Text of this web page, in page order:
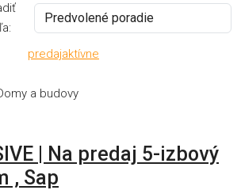
predajaktívne
a budovy
| Na predaj 5-izbový
, Sap